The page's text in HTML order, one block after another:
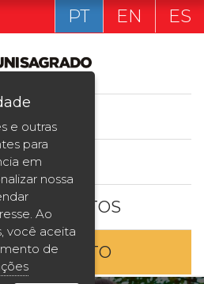
e MBA
Duração
estudande
estudante
PT EN ES
AQUI
DESCONTOS
CONTATO
e outras
para
em
nossa
Ao
você aceita
de